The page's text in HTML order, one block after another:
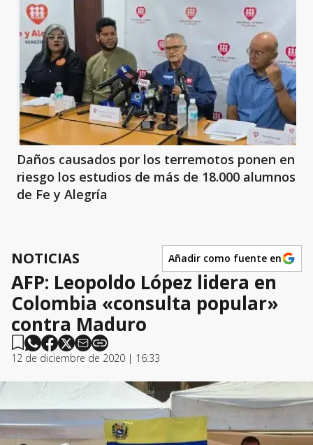
Daños causados por los terremotos ponen en
riesgo los estudios de más de 18.000 alumnos
de Fe y Alegría
NOTICIAS Añadir como fuente en
AFP: Leopoldo López lidera en
Colombia «consulta popular»
contra Maduro
12 de diciembre de 2020 | 16:33